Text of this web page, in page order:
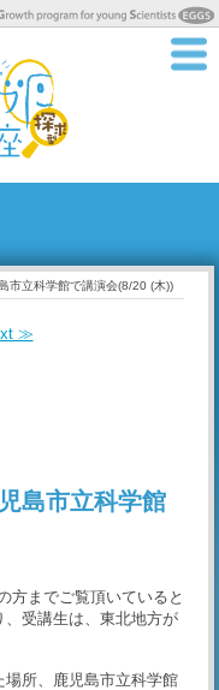
市立科学館で講演会(8/20 (木))
≫
島市立科学館
方までご覧頂いていると
受講生は、東北地方が
所、鹿児島市立科学館